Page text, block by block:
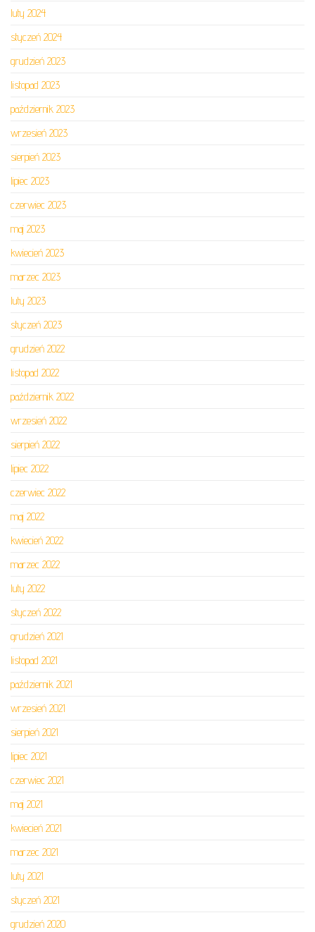
luty 2024
styczeń 2024
grudzień 2023
listopad 2023
październik 2023
wrzesień 2023
sierpień 2023
lipiec 2023
czerwiec 2023
maj 2023
kwiecień 2023
marzec 2023
luty 2023
styczeń 2023
grudzień 2022
listopad 2022
październik 2022
wrzesień 2022
sierpień 2022
lipiec 2022
czerwiec 2022
maj 2022
kwiecień 2022
marzec 2022
luty 2022
styczeń 2022
grudzień 2021
listopad 2021
październik 2021
wrzesień 2021
sierpień 2021
lipiec 2021
czerwiec 2021
maj 2021
kwiecień 2021
marzec 2021
luty 2021
styczeń 2021
grudzień 2020